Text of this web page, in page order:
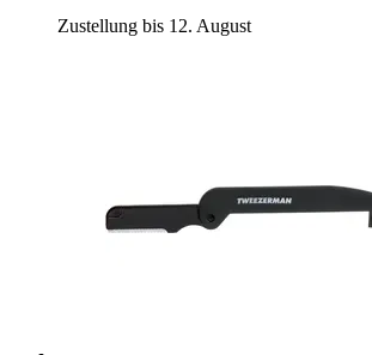
Zustellung bis 12. August